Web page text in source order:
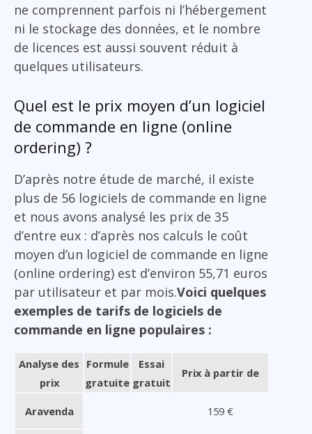
ne comprennent parfois ni l’hébergement
ni le stockage des données, et le nombre
de licences est aussi souvent réduit à
quelques utilisateurs.
Quel est le prix moyen d’un logiciel
de commande en ligne (online
ordering) ?
D’après notre étude de marché, il existe
plus de 56 logiciels de commande en ligne
et nous avons analysé les prix de 35
d’entre eux : d’après nos calculs le coût
moyen d’un logiciel de commande en ligne
(online ordering) est d’environ 55,71 euros
par utilisateur et par mois.Voici quelques
exemples de tarifs de logiciels de
commande en ligne populaires :
Analyse des
prix
Formule
gratuite
Essai
gratuit
Prix à partir de
Aravenda 159 €